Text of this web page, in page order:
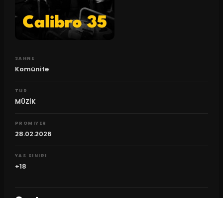
SAHNE
Komünite
TUR
MÜZİK
PROMIYER
28.02.2026
YAS SINIRI
+18